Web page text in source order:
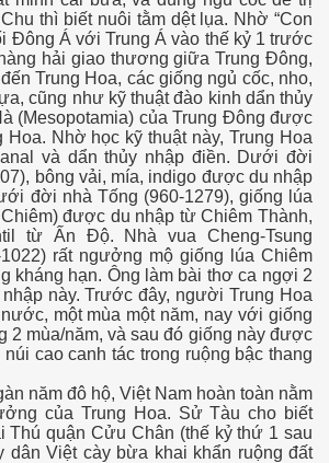
thì biết nuôi tằm dệt lụa. Nhờ “Con
Đông Á với Trung Á vào thế kỷ 1 trước
hải giao thương giữa Trung Đông,
Trung Hoa, các giống ngủ cốc, nho,
cũng như kỹ thuật đào kinh dẩn thủy
(Mesopotamia) của Trung Đông được
Hoa. Nhờ học kỹ thuật này, Trung Hoa
và dẩn thủy nhập điền. Dưới đời
bông vải, mía, indigo được du nhập
đời nhà Tống (960-1279), giống lúa
được du nhập từ Chiêm Thành,
từ Ấn Độ. Nhà vua Cheng-Tsung
rất ngưởng mộ giống lúa Chiêm
kháng hạn. Ông làm bài thơ ca ngợi 2
này. Trước đây, người Trung Hoa
một mùa một năm, nay với giống
2 mùa/năm, và sau đó giống này được
cao canh tác trong ruộng bậc thang
đô hộ, Việt Nam hoàn toàn nằm
của Trung Hoa. Sử Tàu cho biết
Thú quận Cửu Chân (thế kỷ thứ 1 sau
dân Việt cày bừa khai khẩn ruộng đất